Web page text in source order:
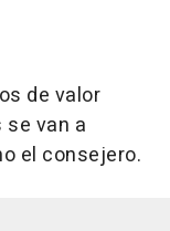
de valor
van a
el consejero.